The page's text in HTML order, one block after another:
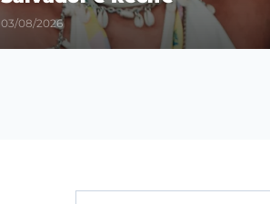
03/08/2026